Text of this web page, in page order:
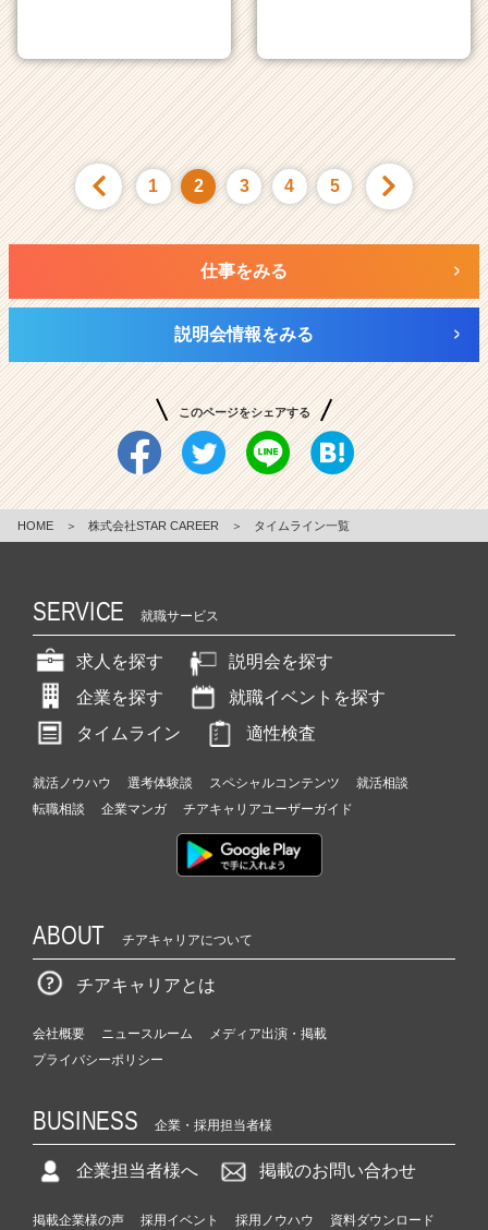
1 2 3 4 5
仕事をみる
説明会情報をみる
このページをシェアする
HOME ＞ 株式会社STAR CAREER ＞ タイムライン一覧
SERVICE 就職サービス
求人を探す
説明会を探す
企業を探す
就職イベントを探す
タイムライン
適性検査
就活ノウハウ 選考体験談 スペシャルコンテンツ
就活相談
転職相談
企業マンガ チアキャリアユーザーガイド
ABOUT チアキャリアについて
チアキャリアとは
会社概要 ニュースルーム
メディア出演・掲載
プライバシーポリシー
BUSINESS 企業・採用担当者様
企業担当者様へ 掲載のお問い合わせ
掲載企業様の声 採用イベント 採用ノウハウ 資料ダウンロード